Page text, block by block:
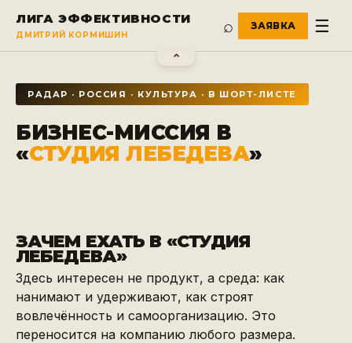
⌃
ЛИГА ЭФФЕКТИВНОСТИ
ДМИТРИЙ КОРМИШИН ⌕ ☰
РАДАР · РОССИЯ · КУЛЬТУРА · В ШОРТ-ЛИСТЕ
БИЗНЕС-МИССИЯ В
«СТУДИЯ ЛЕБЕДЕВА»
ЗАЧЕМ ЕХАТЬ В «СТУДИЯ
ЛЕБЕДЕВА»
Здесь интересен не продукт, а среда: как
нанимают и удерживают, как строят
вовлечённость и самоорганизацию. Это
переносится на компанию любого размера.